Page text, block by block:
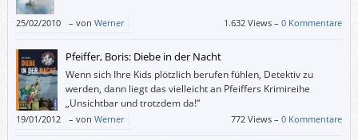
25/02/2010 – von Werner 1.632 Views –0 Kommentare
Pfeiffer, Boris: Diebe in der Nacht
Wenn sich Ihre Kids plötzlich berufen fühlen, Detektiv zu
werden, dann liegt das vielleicht an Pfeiffers Krimireihe
„Unsichtbar und trotzdem da!“
19/01/2012 – von Werner 772 Views –0 Kommentare